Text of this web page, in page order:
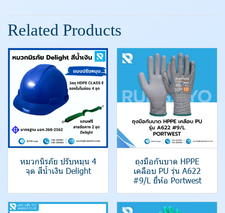
Related Products
หมวกนิรภัย ปรับหมุน 4
จุด สีน้ำเงิน Delight
ถุงมือกันบาด HPPE
เคลือบ PU รุ่น A622
#9/L ยี่ห้อ Portwest